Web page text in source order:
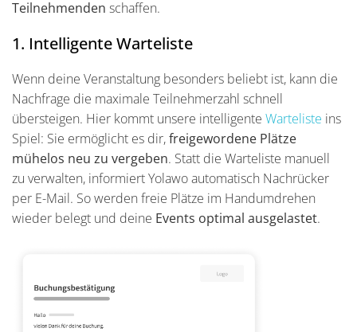
Teilnehmenden schaffen.
1. Intelligente Warteliste
Wenn deine Veranstaltung besonders beliebt ist, kann die
Nachfrage die maximale Teilnehmerzahl schnell
übersteigen. Hier kommt unsere intelligente Warteliste ins
Spiel: Sie ermöglicht es dir,freigewordene Plätze
mühelos neu zu vergeben. Statt die Warteliste manuell
zu verwalten, informiert Yolawo automatisch Nachrücker
per E-Mail. So werden freie Plätze im Handumdrehen
wieder belegt und deine Events optimal ausgelastet.